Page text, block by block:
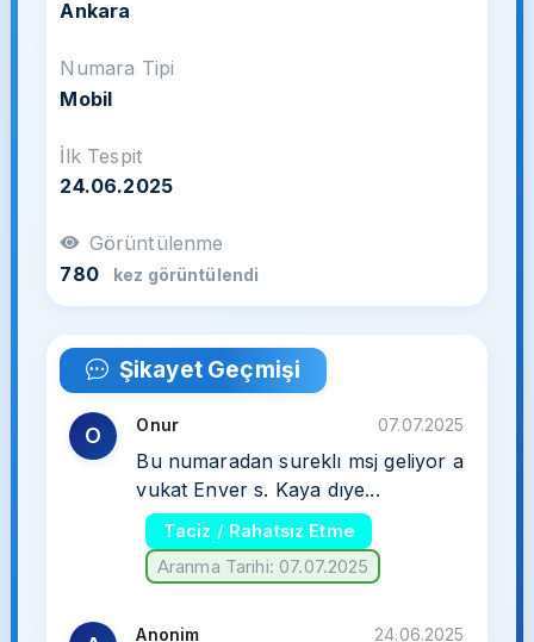
Ankara
Numara Tipi
Mobil
İlk Tespit
24.06.2025
Görüntülenme
780
kez görüntülendi
Şikayet Geçmişi
O Onur 07.07.2025
Bu numaradan sureklı msj geliyor a
vukat Enver s. Kaya dıye...
Taciz / Rahatsız Etme
Aranma Tarihi: 07.07.2025
Anonim 24.06.2025